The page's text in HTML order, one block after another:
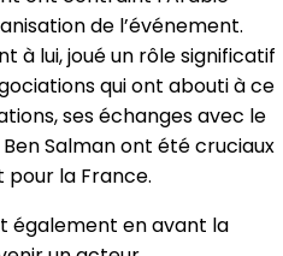
de l’événement.
à lui, joué un rôle significatif
qui ont abouti à ce
ses échanges avec le
Salman ont été cruciaux
pour la France.
également en avant la